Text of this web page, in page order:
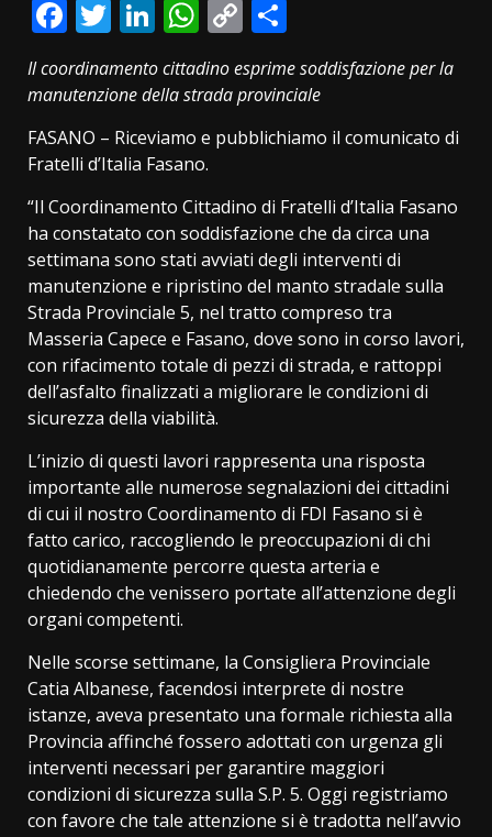
Facebook
Twitter
LinkedIn
WhatsApp
Copy
Link
Il coordinamento cittadino esprime soddisfazione per la
manutenzione della strada provinciale
FASANO – Riceviamo e pubblichiamo il comunicato di
Fratelli d’Italia Fasano.
“Il Coordinamento Cittadino di Fratelli d’Italia Fasano
ha constatato con soddisfazione che da circa una
settimana sono stati avviati degli interventi di
manutenzione e ripristino del manto stradale sulla
Strada Provinciale 5, nel tratto compreso tra
Masseria Capece e Fasano, dove sono in corso lavori,
con rifacimento totale di pezzi di strada, e rattoppi
dell’asfalto finalizzati a migliorare le condizioni di
sicurezza della viabilità.
L’inizio di questi lavori rappresenta una risposta
importante alle numerose segnalazioni dei cittadini
di cui il nostro Coordinamento di FDI Fasano si è
fatto carico, raccogliendo le preoccupazioni di chi
quotidianamente percorre questa arteria e
chiedendo che venissero portate all’attenzione degli
organi competenti.
Nelle scorse settimane, la Consigliera Provinciale
Catia Albanese, facendosi interprete di nostre
istanze, aveva presentato una formale richiesta alla
Provincia affinché fossero adottati con urgenza gli
interventi necessari per garantire maggiori
condizioni di sicurezza sulla S.P. 5. Oggi registriamo
con favore che tale attenzione si è tradotta nell’avvio